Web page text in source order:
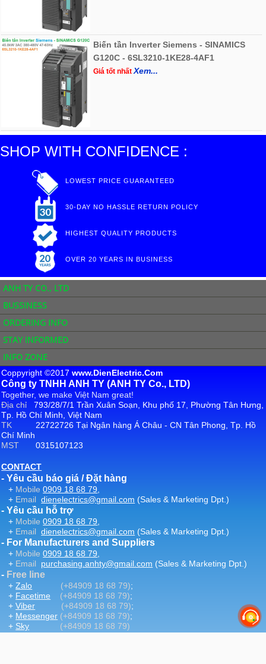
Biến tần Inverter Siemens - SINAMICS
G120C - 6SL3210-1KE28-4AF1
Giá tốt nhấtXem...
SHOP WITH CONFIDENCE :
LOWEST PRICE GUARANTEED
30-DAY NO HASSLE RETURN POLICY
HIGHEST QUALITY PRODUCTS
OVER 20 YEARS IN BUSINESS
ANH TY CO., LTD
BUSSINESS
ORDERING INFO
STAY INFORMED
INFO ZONE
Coppyright ©2017www.DienElectric.Com
Công ty TNHH ANH TY (ANH TY Co., LTD)
Together, we make Việt Nam great!
Địa chỉ793/28/7/1 Trần Xuân Soạn, Khu phố 17, Phường Tân Hưng,
Tp. Hồ Chí Minh, Việt Nam
TK 22722726 Tại Ngân hàng Á Châu - CN Tân Phong, Tp. Hồ
Chí Minh
MST0315107123
CONTACT
- Yêu cầu báo giá / Đặt hàng
+ Mobile 0909 18 68 79
+ Email dienelectrics@gmail.com (Sales & Marketing Dpt.)
- Yêu cầu hỗ trợ
+ Mobile 0909 18 68 79
+ Email dienelectrics@gmail.com (Sales & Marketing Dpt.)
- For Manufacturers and Suppliers
+ Mobile 0909 18 68 79
+ Email purchasing.anhty@gmail.com (Sales & Marketing Dpt.)
- Free line
+Zalo (+84909 18 68 79);
+ Facetime (+84909 18 68 79);
+Viber (+84909 18 68 79);
+ Messenger (+84909 18 68 79);
+ Sky (+84909 18 68 79)